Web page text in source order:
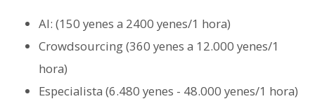
AI: (150 yenes a 2400 yenes/1 hora)
Crowdsourcing (360 yenes a 12.000 yenes/1
hora)
Especialista (6.480 yenes - 48.000 yenes/1 hora)